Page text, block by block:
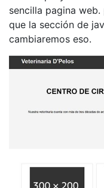
sencilla pagina
que la sección de
cambiaremos eso.